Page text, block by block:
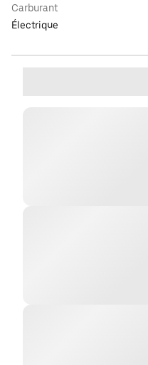
Carburant
Électrique